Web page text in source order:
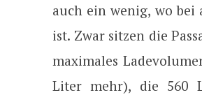
auch ein wenig, wo bei
ist. Zwar sitzen die
maximales
Liter mehr), die 560